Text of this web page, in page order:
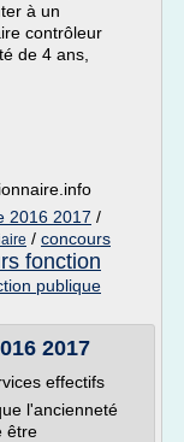
à un
contrôleur
de 4 ans,
2016 2017 /
/ concours
fonction
publique
2017
effectifs
l'ancienneté
être